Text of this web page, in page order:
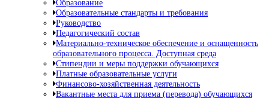
Образование
Образовательные стандарты и требования
Руководство
Педагогический состав
Материально-техническое обеспечение и оснащенность
образовательного процесса. Доступная среда
Стипендии и меры поддержки обучающихся
Платные образовательные услуги
Финансово-хозяйственная деятельность
Вакантные места для приема (перевода) обучающихся